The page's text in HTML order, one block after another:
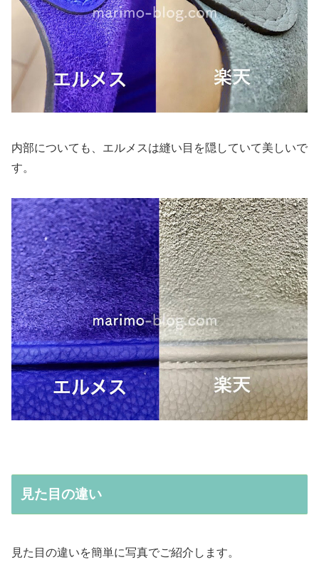
内部についても、エルメスは縫い目を隠していて美しいで
す。
見た目の違い
見た目の違いを簡単に写真でご紹介します。